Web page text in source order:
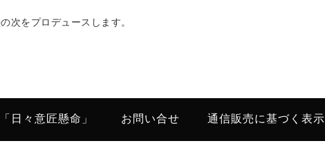
次をプロデュースします。
日々意匠懸命」 お問い合せ 通信販売に基づく表示